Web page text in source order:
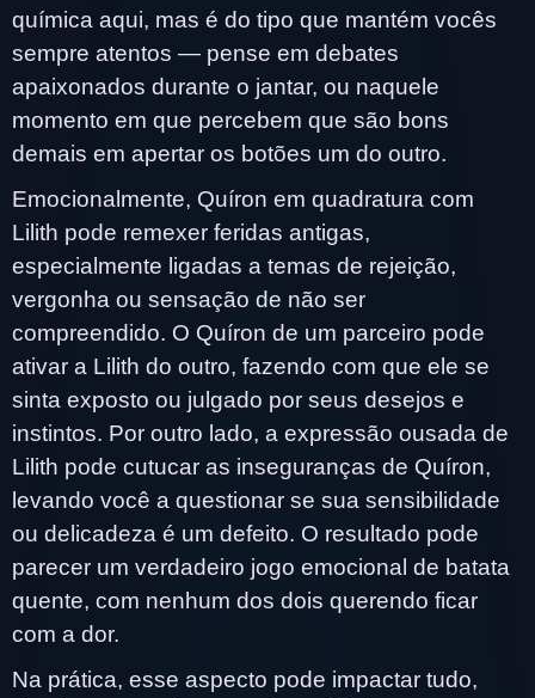
química aqui, mas é do tipo que mantém vocês
sempre atentos — pense em debates
apaixonados durante o jantar, ou naquele
momento em que percebem que são bons
demais em apertar os botões um do outro.
Emocionalmente, Quíron em quadratura com
Lilith pode remexer feridas antigas,
especialmente ligadas a temas de rejeição,
vergonha ou sensação de não ser
compreendido. O Quíron de um parceiro pode
ativar a Lilith do outro, fazendo com que ele se
sinta exposto ou julgado por seus desejos e
instintos. Por outro lado, a expressão ousada de
Lilith pode cutucar as inseguranças de Quíron,
levando você a questionar se sua sensibilidade
ou delicadeza é um defeito. O resultado pode
parecer um verdadeiro jogo emocional de batata
quente, com nenhum dos dois querendo ficar
com a dor.
Na prática, esse aspecto pode impactar tudo,